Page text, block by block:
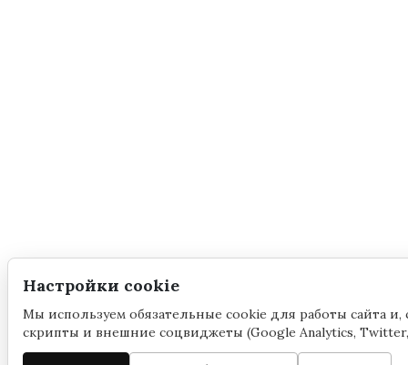
Настройки cookie
Мы используем обязательные cookie для работы сайта
скрипты и внешние соцвиджеты (Google Analytics,